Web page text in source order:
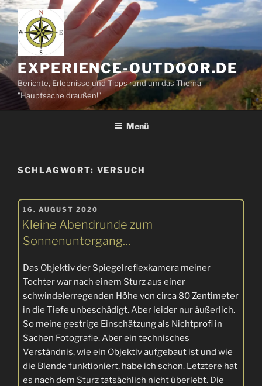
Zum
Inhalt
springen
EXPERIENCE-OUTDOOR.DE
Berichte, Erlebnisse und Tipps rund um das Thema
"Hauptsache draußen!"
Menü
SCHLAGWORT: VERSUCH
VERÖFFENTLICHT
AM
16. AUGUST 2020
Kleine Abendrunde zum
Sonnenuntergang…
Das Objektiv der Spiegelreflexkamera meiner
Tochter war nach einem Sturz aus einer
schwindelerregenden Höhe von circa 80 Zentimeter
in die Tiefe unbeschädigt. Aber leider nur äußerlich.
So meine gestrige Einschätzung als Nichtprofi in
Sachen Fotografie. Aber ein technisches
Verständnis, wie ein Objektiv aufgebaut ist und wie
die Blende funktioniert, habe ich schon. Letztere hat
es nach dem Sturz tatsächlich nicht überlebt. Die